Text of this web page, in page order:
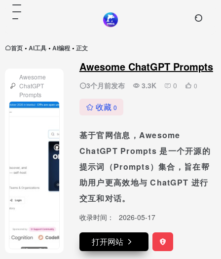
首页 • AI工具 • AI编程 • 正文
Awesome ChatGPT Prompts
3个月前发布 3.3K 0 0
收藏 0
基于官网信息，Awesome
ChatGPT Prompts 是一个开源的
提示词（Prompts）集合，旨在帮
助用户更高效地与 ChatGPT 进行
交互和对话。
收录时间： 2026-05-17
打开网站
Awesome
ChatGPT
Prompts